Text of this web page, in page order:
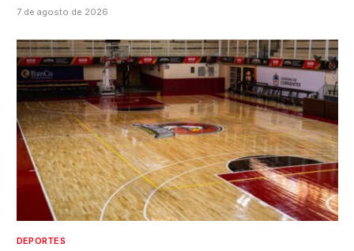
7 de agosto de 2026
DEPORTES